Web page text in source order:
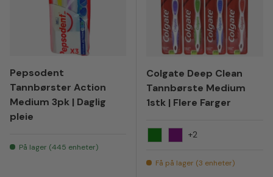
Pepsodent
Tannbørster Action
Medium 3pk | Daglig
pleie
På lager (445 enheter)
Colgate Deep Clean
Tannbørste Medium
1stk | Flere Farger
+2
Få på lager (3 enheter)